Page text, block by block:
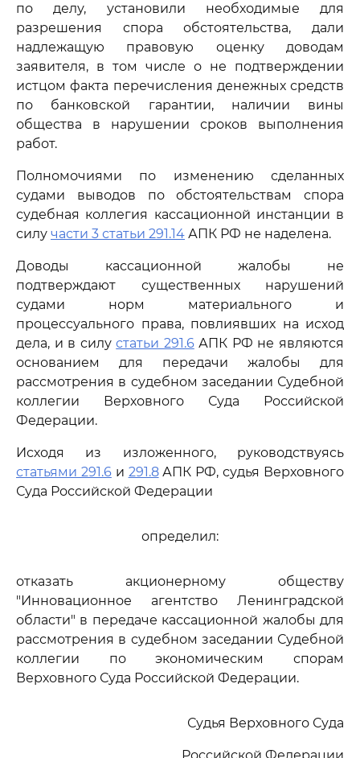
по делу, установили необходимые для
разрешения спора обстоятельства, дали
надлежащую правовую оценку доводам
заявителя, в том числе о не подтверждении
истцом факта перечисления денежных средств
по банковской гарантии, наличии вины
общества в нарушении сроков выполнения
работ.
Полномочиями по изменению сделанных
судами выводов по обстоятельствам спора
судебная коллегия кассационной инстанции в
силу части 3 статьи 291.14 АПК РФ не наделена.
Доводы кассационной жалобы не
подтверждают существенных нарушений
судами норм материального и
процессуального права, повлиявших на исход
дела, и в силустатьи 291.6АПК РФ не являются
основанием для передачи жалобы для
рассмотрения в судебном заседании Судебной
коллегии Верховного Суда Российской
Федерации.
Исходя из изложенного, руководствуясь
статьями 291.6и 291.8АПК РФ, судья Верховного
Суда Российской Федерации
определил:
отказать акционерному обществу
"Инновационное агентство Ленинградской
области" в передаче кассационной жалобы для
рассмотрения в судебном заседании Судебной
коллегии по экономическим спорам
Верховного Суда Российской Федерации.
Судья Верховного Суда